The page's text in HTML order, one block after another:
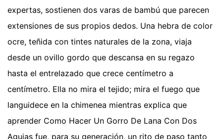
expertas, sostienen dos varas de bambú que parecen
extensiones de sus propios dedos. Una hebra de color
ocre, teñida con tintes naturales de la zona, viaja
desde un ovillo gordo que descansa en su regazo
hasta el entrelazado que crece centímetro a
centímetro. Ella no mira el tejido; mira el fuego que
languidece en la chimenea mientras explica que
aprender Como Hacer Un Gorro De Lana Con Dos
Agujas fue, para su generación, un rito de paso tanto